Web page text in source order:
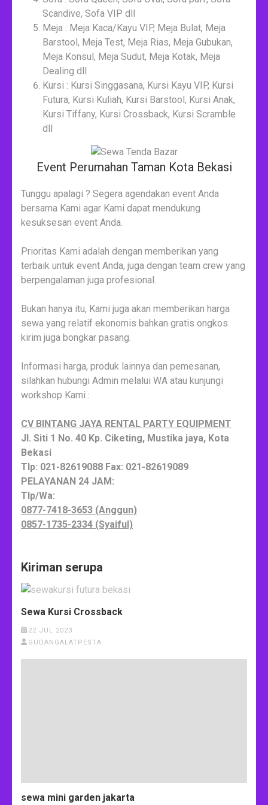
Scandive, Sofa VIP dll
Meja : Meja Kaca/Kayu VIP, Meja Bulat, Meja
Barstool, Meja Test, Meja Rias, Meja Gubukan,
Meja Konsul, Meja Sudut, Meja Kotak, Meja
Dealing dll
Kursi : Kursi Singgasana, Kursi Kayu VIP, Kursi
Futura, Kursi Kuliah, Kursi Barstool, Kursi Anak,
Kursi Tiffany, Kursi Crossback, Kursi Scramble
dll
Event Perumahan Taman Kota Bekasi
Tunggu apalagi ? Segera agendakan event Anda
bersama Kami agar Kami dapat mendukung
kesuksesan event Anda.
Prioritas Kami adalah dengan memberikan yang
terbaik untuk event Anda, juga dengan team crew yang
berpengalaman juga profesional.
Bukan hanya itu, Kami juga akan memberikan harga
sewa yang relatif ekonomis bahkan gratis ongkos
kirim juga bongkar pasang.
Informasi harga, produk lainnya dan pemesanan,
silahkan hubungi Admin melalui WA atau kunjungi
workshop Kami :
CV BINTANG JAYA RENTAL PARTY EQUIPMENT
Jl. Siti 1 No. 40 Kp. Ciketing, Mustika jaya, Kota
Bekasi
Tlp: 021-82619088 Fax: 021-82619089
PELAYANAN 24 JAM:
Tlp/Wa:
0877-7418-3653 (Anggun)
0857-1735-2334 (Syaiful)
Kiriman serupa
Sewa Kursi Crossback
22 JUL 2023
GUDANGALATPESTA
sewa mini garden jakarta